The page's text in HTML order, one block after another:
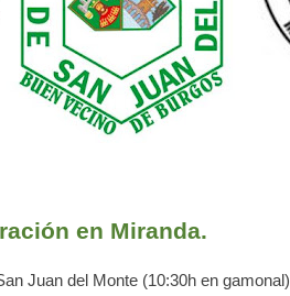
en Miranda.
Juan del Monte (10:30h en gamonal)